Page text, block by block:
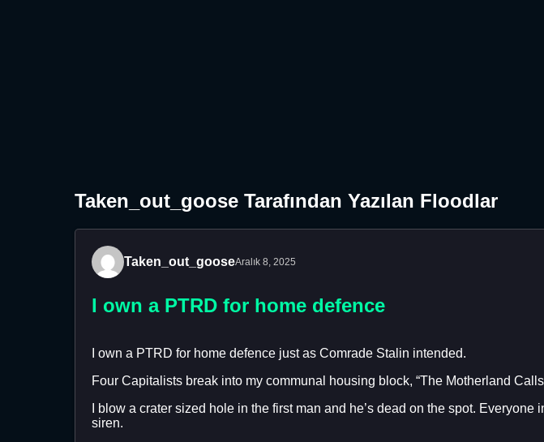
Taken_out_goose Tarafından Yazılan Floodlar
Taken_out_gooseAralık 8, 2025
I own a PTRD for home defence
I own a PTRD for home defence just as Comrade Stalin intended.
Four Capitalists break into my communal housing block, “The Motherland
I blow a crater sized hole in the first man and he’s dead on the spot.
siren.